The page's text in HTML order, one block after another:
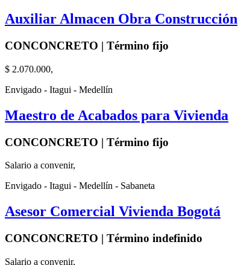
Auxiliar Almacen Obra Construcción
CONCONCRETO | Término fijo
$ 2.070.000,
Envigado - Itagui - Medellín
Maestro de Acabados para Vivienda
CONCONCRETO | Término fijo
Salario a convenir,
Envigado - Itagui - Medellín - Sabaneta
Asesor Comercial Vivienda Bogotá
CONCONCRETO | Término indefinido
Salario a convenir,